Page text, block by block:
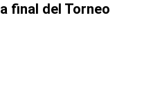
final del Torneo